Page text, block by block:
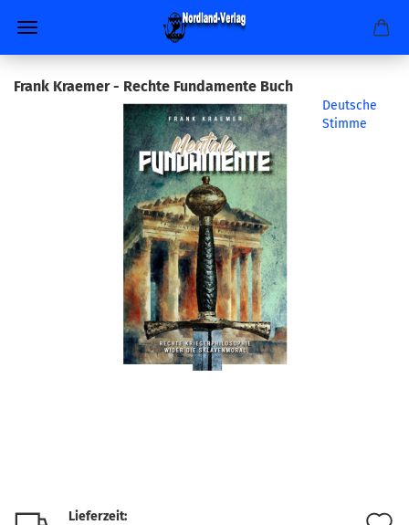
Frank Kraemer - Rechte Fundamente Buch
Deutsche
Stimme
Lieferzeit: